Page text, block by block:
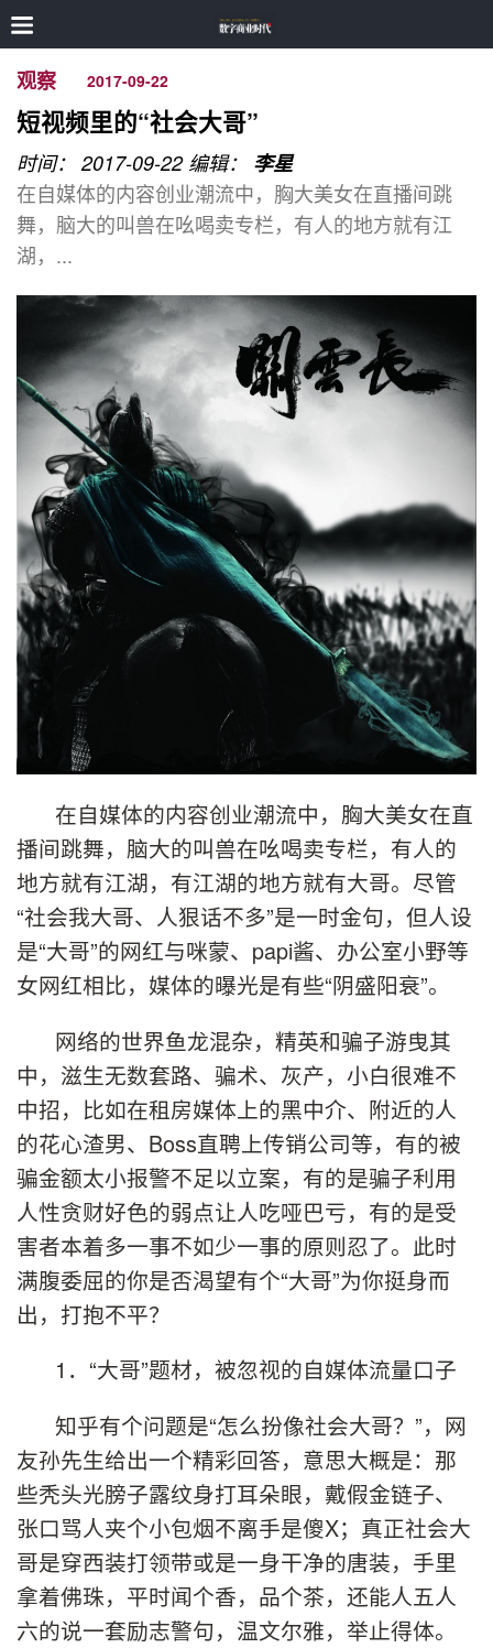
观察 2017-09-22
短视频里的“社会大哥”
时间： 2017-09-22 编辑： 李星
在自媒体的内容创业潮流中，胸大美女在直播间跳
舞，脑大的叫兽在吆喝卖专栏，有人的地方就有江
湖，...
在自媒体的内容创业潮流中，胸大美女在直
播间跳舞，脑大的叫兽在吆喝卖专栏，有人的
地方就有江湖，有江湖的地方就有大哥。尽管
“社会我大哥、人狠话不多”是一时金句，但人设
是“大哥”的网红与咪蒙、papi酱、办公室小野等
女网红相比，媒体的曝光是有些“阴盛阳衰”。
网络的世界鱼龙混杂，精英和骗子游曳其
中，滋生无数套路、骗术、灰产，小白很难不
中招，比如在租房媒体上的黑中介、附近的人
的花心渣男、Boss直聘上传销公司等，有的被
骗金额太小报警不足以立案，有的是骗子利用
人性贪财好色的弱点让人吃哑巴亏，有的是受
害者本着多一事不如少一事的原则忍了。此时
满腹委屈的你是否渴望有个“大哥”为你挺身而
出，打抱不平？
1．“大哥”题材，被忽视的自媒体流量口子
知乎有个问题是“怎么扮像社会大哥？”，网
友孙先生给出一个精彩回答，意思大概是：那
些秃头光膀子露纹身打耳朵眼，戴假金链子、
张口骂人夹个小包烟不离手是傻X；真正社会大
哥是穿西装打领带或是一身干净的唐装，手里
拿着佛珠，平时闻个香，品个茶，还能人五人
六的说一套励志警句，温文尔雅，举止得体。